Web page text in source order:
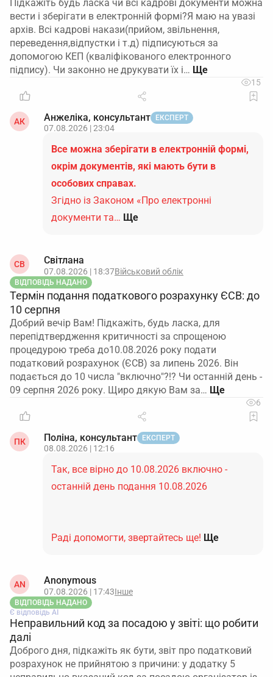
Підкажіть будь ласка чи всі кадрові документи можна
вести і зберігати в електронній формі?Я маю на увазі
архів. Всі кадрові накази(прийом, звільнення,
переведення,відпустки і т.д) підписуються за
допомогою КЕП (кваліфікованого електронного
підпису). Чи законно не друкувати їх і…
15
АК Анжеліка, консультант ЕКСПЕРТ
07.08.2026 | 23:04
Все можна зберігати в електронній формі,
окрім документів, які мають бути в
особових справах.
Згідно із Законом «Про електронні
документи та… Ще
СВ Світлана
07.08.2026 | 18:37Військовий облік
ВІДПОВІДЬ НАДАНО
Термін подання податкового розрахунку ЄСВ: до
10 серпня
Добрий вечір Вам! Підкажіть, будь ласка, для
перепідтвердження критичності за спрощеною
процедурою треба до10.08.2026 року подати
податковий розрахунок (ЄСВ) за липень 2026. Він
подається до 10 числа "включно"?!? Чи останній день -
09 серпня 2026 року. Щиро дякую Вам за…
6
ПК Поліна, консультант ЕКСПЕРТ
08.08.2026 | 12:16
Так, все вірно до 10.08.2026 включно -
останній день подання 10.08.2026
Раді допомогти, звертайтесь ще! Ще
AN Anonymous
07.08.2026 | 17:43Інше
ВІДПОВІДЬ НАДАНО
Є відповідь АІ
Неправильний код за посадою у звіті: що робити
далі
Доброго дня, підкажіть як бути, звіт про податковий
розрахунок не прийнятою з причини: у додатку 5